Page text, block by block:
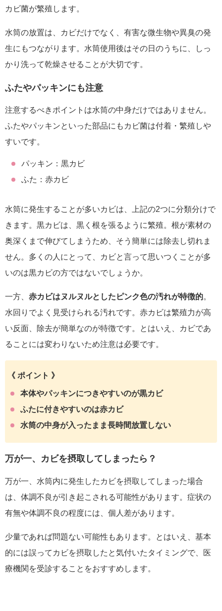
カビ菌が繁殖します。
水筒の放置は、カビだけでなく、有害な微生物や異臭の発
生にもつながります。水筒使用後はその日のうちに、しっ
かり洗って乾燥させることが大切です。
ふたやパッキンにも注意
注意するべきポイントは水筒の中身だけではありません。
ふたやパッキンといった部品にもカビ菌は付着・繁殖しや
すいです。
パッキン：黒カビ
ふた：赤カビ
水筒に発生することが多いカビは、
上記の2つに分類分けで
きます。 黒カビは、黒く根を張るように繁殖。根が素材の
奥深くまで伸びてしまうため、そう簡単には除去し切れま
せん。多くの人にとって、カビと言って思いつくことが多
いのは黒カビの方ではないでしょうか。
一方、 赤カビはヌルヌルとしたピンク色の汚れが特徴的。
水回りでよく見受けられる汚れです。赤カビは繁殖力が高
い反面、除去が簡単なのが特徴です。とはいえ、カビであ
ることには変わりないため注意は必要です。
《 ポイント 》
本体やパッキンにつきやすいのが黒カビ
ふたに付きやすいのは赤カビ
水筒の中身が入ったまま長時間放置しない
万が一、カビを摂取してしまったら？
万が一、水筒内に発生したカビを摂取してしまった場合
は、体調不良が引き起こされる可能性があります。症状の
有無や体調不良の程度には、個人差があります。
少量であれば問題ない可能性もあります。とはいえ、基本
的には誤ってカビを摂取したと気付いたタイミングで、医
療機関を受診することをおすすめします。